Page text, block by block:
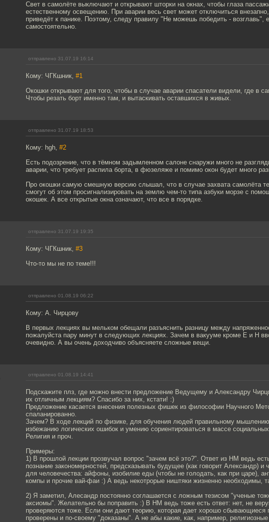
Свет в самолёте выключают и открывают шторки на окнах, чтобы глаза
естественному освещению. При аварии весь свет может отключиться
приведёт к панике. Поэтому, следу правилу "Не можешь победить - возглавь",
самостоятельно.
отправлено 31.07.19 16:14
Кому: ЧГКшник, #1
Окошки открывают для того, чтобы в случае аварии спасатели видели, где в
Чтобы резать борт именно там, и вытаскивать оставшихся в живых.
отправлено 31.07.19 18:53
Кому: hgh, #2
Есть подозрение, что в тёмном задымленном салоне снаружи много не
аварии, что требует распила борта, в фюзеляже и помимо окон будет много
Про окошки самую смешную версию слышал, что в случае захвата самолёта
смогут об этом просигнализировать на землю чем-то типа азбуки морзе с
окошек. А все открытые окна означают, что все в порядке.
отправлено 31.07.19 19:35
Кому: ЧГКшник, #3
Что-то мы не по теме!!!
отправлено 01.08.19 06:22
Кому: А. Чирцову
В первых лекциях вы мельком обещали разъяснить разницу между
пожалуйста пару минут в следующих лекциях. Зачем в вакууме кроме E и H
очевидно. А вы очень доходчиво объясняете сложные вещи.
отправлено 01.08.19 14:41
Подскажите плз, где можно внести предложение Ведущему и Александру
их отличным лекциям? Спасибо за них, кстати! :)
Предложение касается внесения полезных фишек из философии Научного
спаланированно.
Зачем? В ходе лекций по физике, для обучения людей правильному мышлению
избежанию логических ошибок и умению сориентироваться в массе
Религия и проч.
Примеры:
1) В прошлой лекции прозвучал вопрос "зачем всё это?". Ответ из НМ ведь
познание закономерностей, предсказывать будущее (как говорит Александр) и
для человечества: айфоны, изобилие еды (чтобы не голодать, как при царе),
компы и прочие вай-фаи :) А ведь некотрорые ништяки жизненно необходимы,
2) Я заметил, Алесандр постоянно соглашается с ложным тезисом "ученые
аксиомы". Желательно бы поправить :) В НМ ведь тоже есть ответ: нет, не
проверяются тоже. Если они дают теорию, которая дает хорошо сбывающиеся
проверены и по-своему "доказаны". А не абы какие, как, например,